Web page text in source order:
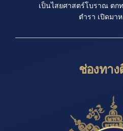
เป็นไสยศาสตร์โบราณ ตก
ตำรา เปิดมา
ช่องทา